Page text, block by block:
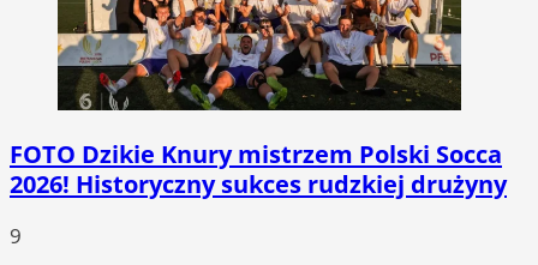
FOTO Dzikie Knury mistrzem Polski Socca
2026! Historyczny sukces rudzkiej drużyny
9